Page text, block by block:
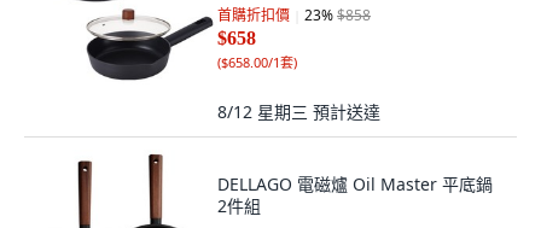
首購折扣價 23%$858
$658
($658.00/1套)
8/12 星期三 預計送達
DELLAGO 電磁爐 Oil Master 平底鍋
2件組